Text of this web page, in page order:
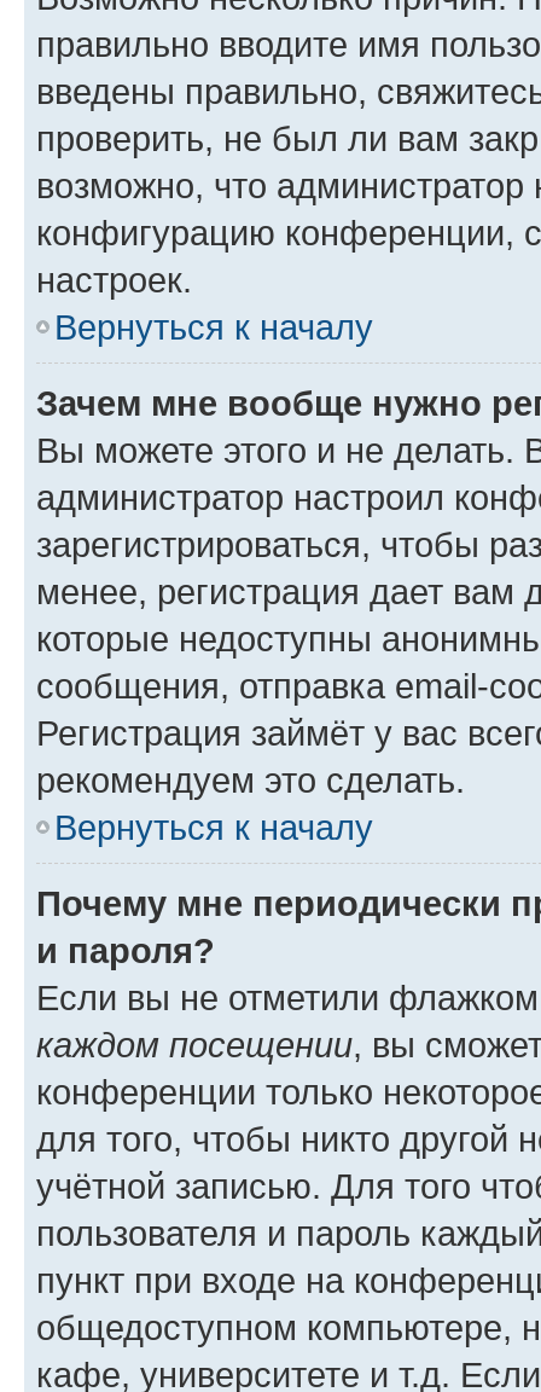
правильно вводите имя
введены правильно,
проверить, не был ли вам
возможно, что администратор
конфигурацию конференции,
настроек.
Вернуться к началу
Зачем мне вообще нужно
Вы можете этого и не делать.
администратор настроил
зарегистрироваться, чтобы
менее, регистрация дает вам
которые недоступны
сообщения, отправка email-
Регистрация займёт у вас
рекомендуем это сделать.
Вернуться к началу
Почему мне периодически
и пароля?
Если вы не отметили
каждом посещении, вы
конференции только
для того, чтобы никто другой
учётной записью. Для того
пользователя и пароль
пункт при входе на
общедоступном компьютере,
кафе, университете и т.д.